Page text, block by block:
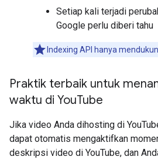
Setiap kali terjadi
Google perlu diberi tahu
Indexing API hanya
Praktik terbaik untuk
waktu di YouTube
Jika video Anda dihosting di
dapat otomatis mengaktifkan
deskripsi video di YouTube, dan